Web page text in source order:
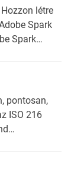
létre
Spark
Spark
címkét?
címke
pontosan,
ISO 216
és